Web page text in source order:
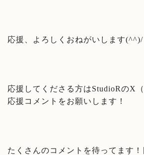
応援、よろしくおねがいします(^^)/
応援してくださる方はStudioRのX
応援コメントをお願いします！
たくさんのコメントを待ってます！